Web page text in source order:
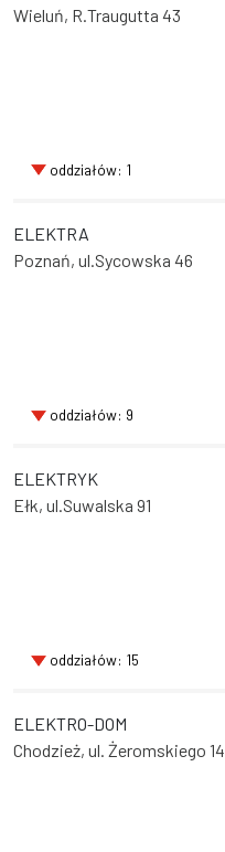
Wieluń, R.Traugutta 43
oddziałów: 1
ELEKTRA
Poznań, ul.Sycowska 46
oddziałów: 9
ELEKTRYK
Ełk, ul.Suwalska 91
oddziałów: 15
ELEKTRO-DOM
Chodzież, ul. Żeromskiego 14